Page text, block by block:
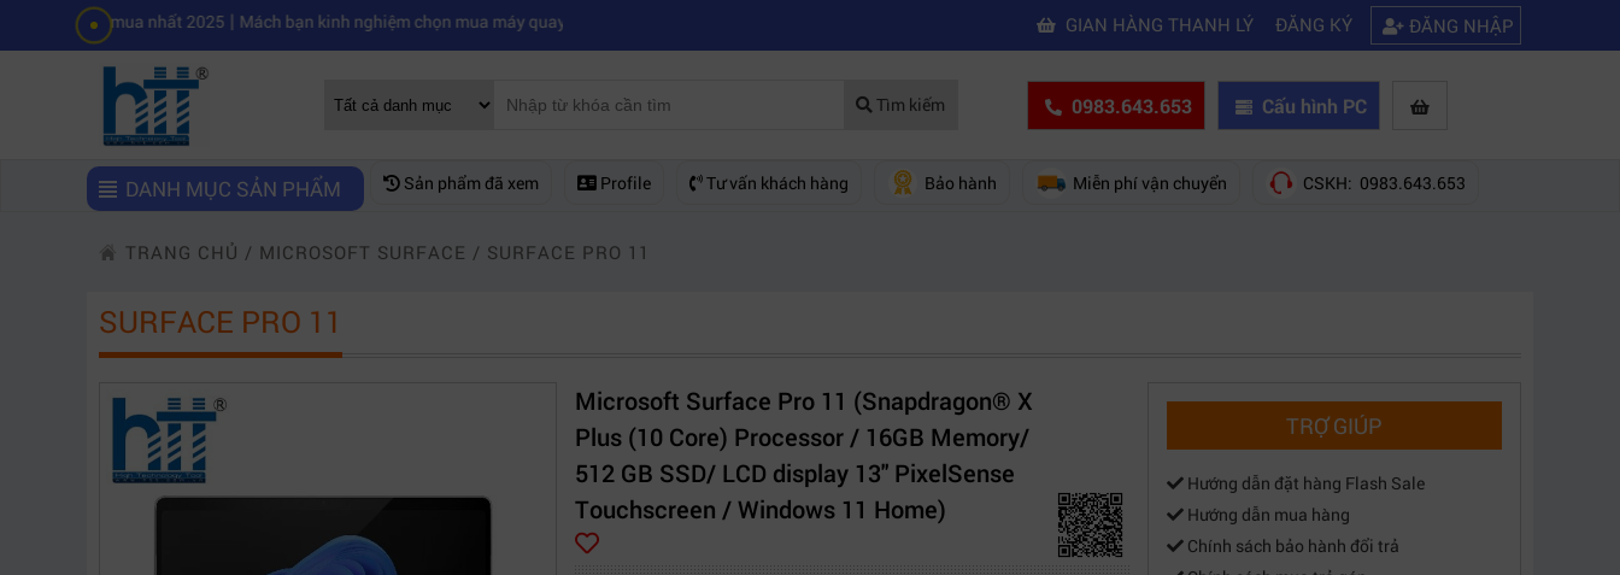
mua nhất 2025|Mách bạn kinh nghiệm chọn mua máy quay phim chuyên nghiệp Mua máy quay phim hd giá rẻ nên mua của hãng nào?| Mách bạn 5 cách khắc phục laptop không kết nối được wifi|Kinh nghiệm
GIAN HÀNG THANH LÝ ĐĂNG KÝ ĐĂNG NHẬP
Tìm kiếm 0983.643.653 Cấu hình PC
DANH MỤC SẢN PHẨM Sản phẩm đã xem Profile Tư vấn khách hàng Bảo hành Miễn phí vận chuyển CSKH: 0983.643.653
TRANG CHỦ / MICROSOFT SURFACE / SURFACE PRO 11
SURFACE PRO 11
Microsoft Surface Pro 11 (Snapdragon® X
Plus (10 Core) Processor / 16GB Memory/
512 GB SSD/ LCD display 13" PixelSense
Touchscreen / Windows 11 Home)
TRỢ GIÚP
Hướng dẫn đặt hàng Flash Sale
Hướng dẫn mua hàng
Chính sách bảo hành đổi trả